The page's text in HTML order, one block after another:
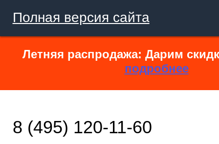
Полная версия сайта
Летняя распродажа: Дарим
подробнее
8 (495) 120-11-60